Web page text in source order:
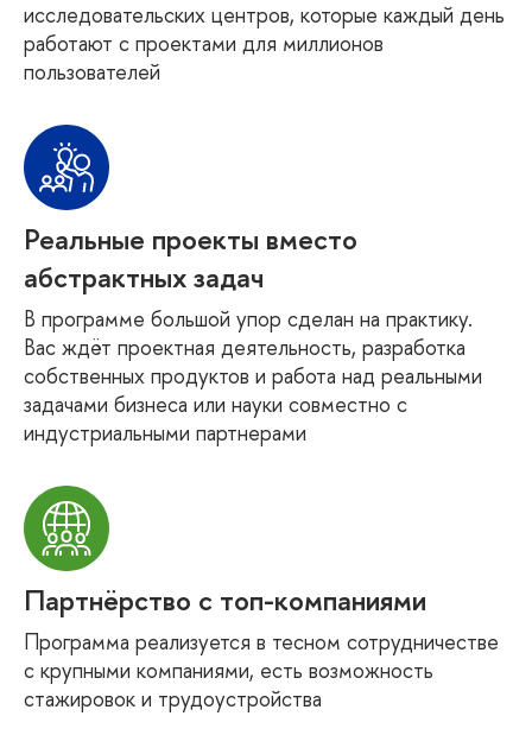
исследовательских центров, которые каждый день
работают с проектами для миллионов
пользователей
Реальные проекты вместо
абстрактных задач
В программе большой упор сделан на практику.
Вас ждёт проектная деятельность, разработка
собственных продуктов и работа над реальными
задачами бизнеса или науки совместно с
индустриальными партнерами
Партнёрство с топ-компаниями
Программа реализуется в тесном сотрудничестве
с крупными компаниями, есть возможность
стажировок и трудоустройства